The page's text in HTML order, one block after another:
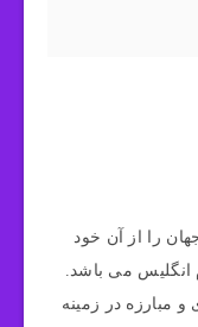
را از آن خود
در بیرمنگام انگلیس می باشد.
مبارزه در زمینه